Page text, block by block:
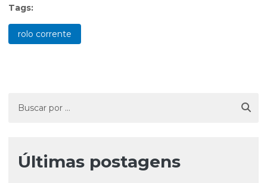
Tags:
rolo corrente
Últimas postagens